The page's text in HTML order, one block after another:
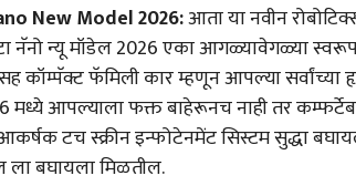
New Model 2026:आता या नवीन
नॅनो न्यू मॉडेल 2026 एका आगळ्यावेगळ्या
कॉम्पॅक्ट फॅमिली कार म्हणून आपल्या सर्वांच्या
मध्ये आपल्याला फक्त बाहेरूनच नाही तर
टच स्क्रीन इन्फोटेनमेंट सिस्टम सुद्धा
बघायला मिळतील.